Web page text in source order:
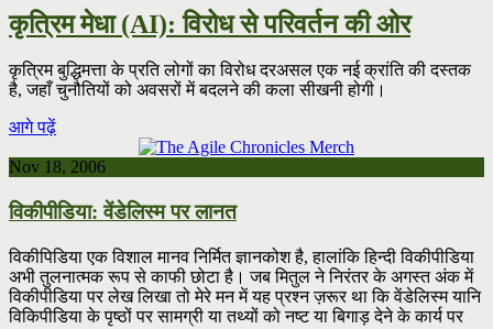
कृत्रिम मेधा (AI): विरोध से परिवर्तन की ओर
कृत्रिम बुद्धिमत्ता के प्रति लोगों का विरोध दरअसल एक नई क्रांति की दस्तक
है, जहाँ चुनौतियों को अवसरों में बदलने की कला सीखनी होगी।
आगे पढ़ें
Nov 18, 2006
विकीपीडिया: वेंडेलिस्म पर लानत
विकीपिडिया एक विशाल मानव निर्मित ज्ञानकोश है, हालांकि हिन्दी विकीपीडिया
अभी तुलनात्मक रूप से काफी छोटा है। जब मितुल ने निरंतर के अगस्त अंक में
विकीपीडिया पर लेख लिखा तो मेरे मन में यह प्रश्न ज़रूर था कि वेंडेलिस्म यानि
विकिपीडिया के पृष्ठों पर सामग्री या तथ्यों को नष्ट या बिगाड़ देने के कार्य पर